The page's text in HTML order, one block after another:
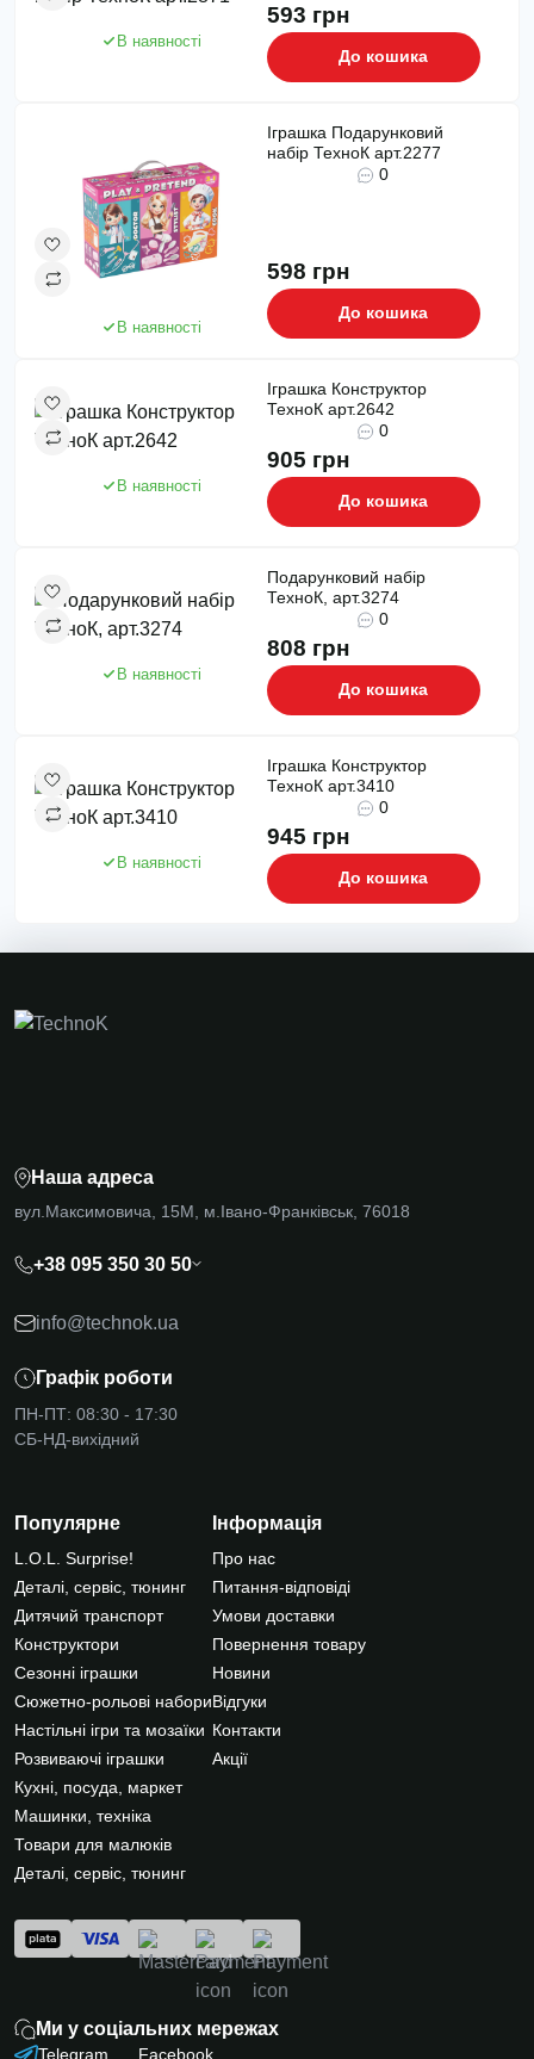
В наявності
593 грн
До кошика
В наявності
Іграшка Подарунковий
набір ТехноК арт.2277
0
598 грн
До кошика
В наявності
Іграшка Конструктор
ТехноК арт.2642
0
905 грн
До кошика
В наявності
Подарунковий набір
ТехноК, арт.3274
0
808 грн
До кошика
В наявності
Іграшка Конструктор
ТехноК арт.3410
0
945 грн
До кошика
Наша адреса
вул.Максимовича, 15М, м.Івано-Франківськ, 76018
+38 095 350 30 50
info@technok.ua
Графік роботи
ПН-ПТ: 08:30 - 17:30
СБ-НД-вихідний
Популярне
L.O.L. Surprise!
Деталі, сервіс, тюнинг
Дитячий транспорт
Конструктори
Сезонні іграшки
Сюжетно-рольові набори
Настільні ігри та мозаїки
Розвиваючі іграшки
Кухні, посуда, маркет
Машинки, техніка
Товари для малюків
Деталі, сервіс, тюнинг
Інформація
Про нас
Питання-відповіді
Умови доставки
Повернення товару
Новини
Відгуки
Контакти
Акції
Ми у соціальних мережах
Telegram Facebook